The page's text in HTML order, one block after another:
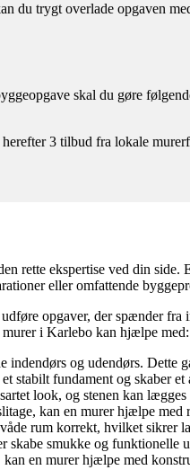
du trygt overlade opgaven
skal du gøre
3 tilbud fra lokale
rette ekspertise ved din
eller omfattende
opgaver, der spænder
i Karlebo kan hjælpe med:
indendørs og udendørs.
stabilt fundament og skaber
look, og stenen kan
kan en murer hjælpe
rum korrekt, hvilket sikrer
skabe smukke og funktionelle
en murer hjælpe med